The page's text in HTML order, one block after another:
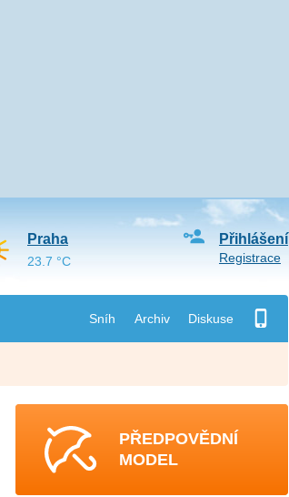
Sníh Archiv Diskuse
Přihlášení
Registrace
Praha
23.7 °C
PŘEDPOVĚDNÍ
MODEL